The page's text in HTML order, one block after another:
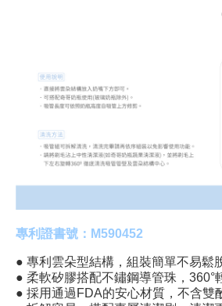
專利證書號：M590452
● 專利雲朵型結構，組裝簡單不易鬆
● 柔軟矽膠搭配不鏽鋼導管珠，360°
● 採用通過FDA的安心材質，不含雙